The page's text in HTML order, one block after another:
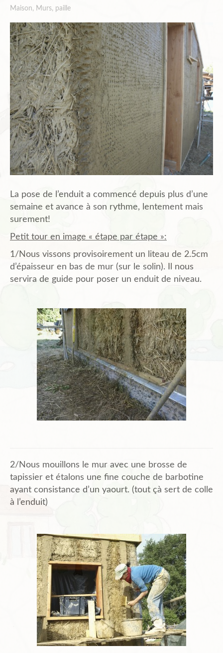
Maison, Murs, paille
La pose de l’enduit a commencé depuis plus d’une
semaine et avance à son rythme, lentement mais
surement!
Petit tour en image « étape par étape »:
1/Nous vissons provisoirement un liteau de 2.5cm
d’épaisseur en bas de mur (sur le solin). Il nous
servira de guide pour poser un enduit de niveau.
2/Nous mouillons le mur avec une brosse de
tapissier et étalons une fine couche de barbotine
ayant consistance d’un yaourt. (tout çà sert de colle
à l’enduit)